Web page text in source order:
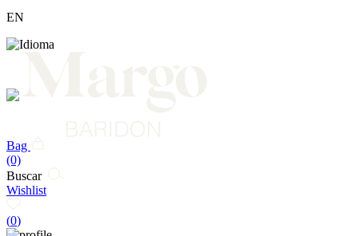
EN
Bag
(0)
Buscar
Wishlist
(0)